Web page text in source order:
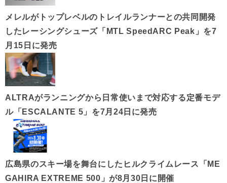
メレルがトップレベルのトレイルランナーとの共同開発
したレーシングシューズ「MTL SpeedARC Peak」を7
月15日に発売
ALTRAがランニングから日常使いまで対応する定番モデ
ル「ESCALANTE 5」を7月24日に発売
広島県のスキー場を舞台にしたヒルクライムレース「ME
GAHIRA EXTREME 500」が8月30日に開催